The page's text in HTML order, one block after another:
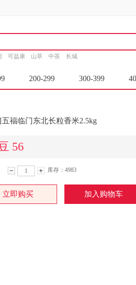
可益康 山萃 中茶 长城
200-299 300-399
福临门东北长粒香米2.5kg
56
少 加
库存：4983
立即购买 加入购物车